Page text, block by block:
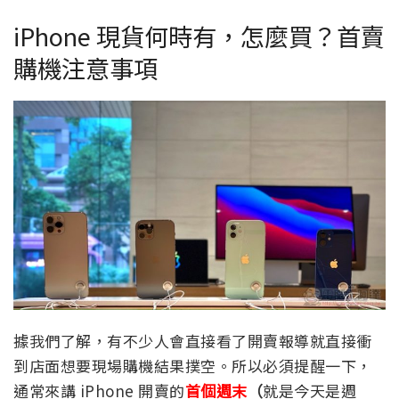
iPhone 現貨何時有，怎麼買？首賣
購機注意事項
據我們了解，有不少人會直接看了開賣報導就直接衝
到店面想要現場購機結果撲空。所以必須提醒一下，
通常來講 iPhone 開賣的首個週末（就是今天是週